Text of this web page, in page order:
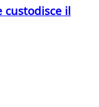
custodisce il